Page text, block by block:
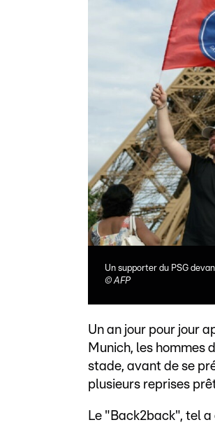
Un supporter du PSG
©AFP
Un an jour pour jour
Munich, les hommes
stade, avant de se
plusieurs reprises
Le "Back2back", tel